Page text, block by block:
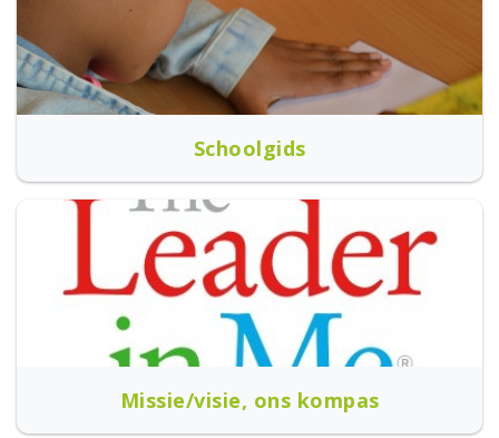
Schoolgids
Missie/visie, ons kompas